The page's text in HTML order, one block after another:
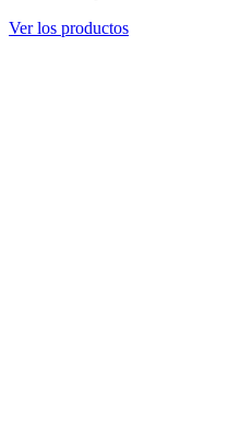
Ver los productos